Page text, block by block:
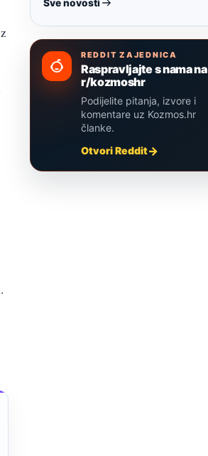
Sve novosti
REDDIT ZAJEDNICA
Raspravljajte s nama na
r/kozmoshr
Podijelite pitanja, izvore i
komentare uz Kozmos.hr
članke.
Otvori Reddit